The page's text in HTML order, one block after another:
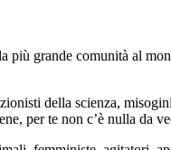
più grande comunità al
della scienza,
per te non c’è nulla da